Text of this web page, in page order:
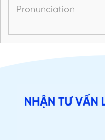
Pronunciation